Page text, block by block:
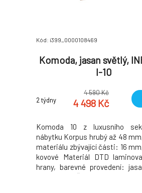
Kód: i399_0000108469
Komoda, jasan světlý,
I-10
2 týdny
4 590 Kč
4 498 Kč
Komoda 10 z luxusního
nábytku Korpus hrubý až 48
materiálu zbývající části: 16
kovové Materiál DTD
hrany, barevné provedení: